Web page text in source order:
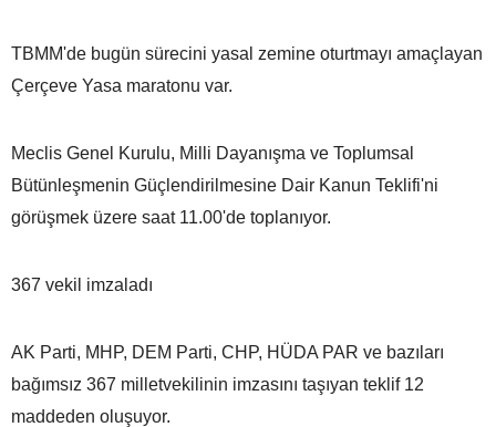
TBMM'de bugün sürecini yasal zemine oturtmayı amaçlayan
Çerçeve Yasa maratonu var.
Meclis Genel Kurulu, Milli Dayanışma ve Toplumsal
Bütünleşmenin Güçlendirilmesine Dair Kanun Teklifi'ni
görüşmek üzere saat 11.00'de toplanıyor.
367 vekil imzaladı
AK Parti, MHP, DEM Parti, CHP, HÜDA PAR ve bazıları
bağımsız 367 milletvekilinin imzasını taşıyan teklif 12
maddeden oluşuyor.